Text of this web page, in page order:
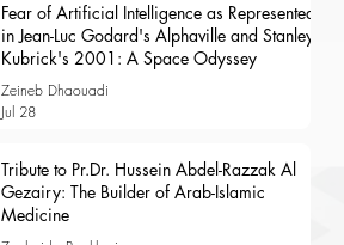
Fear of Artificial Intelligence as Represented
in Jean-Luc Godard's Alphaville and Stanley
Kubrick's 2001: A Space Odyssey
Zeineb Dhaouadi
Jul 28
Tribute to Pr.Dr. Hussein Abdel-Razzak Al
Gezairy: The Builder of Arab-Islamic
Medicine